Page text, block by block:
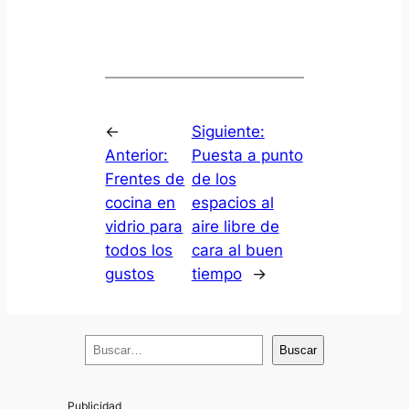
←
Anterior:
Frentes de
cocina en
vidrio para
todos los
gustos
Siguiente:
Puesta a punto
de los
espacios al
aire libre de
cara al buen
tiempo
→
u
Buscar